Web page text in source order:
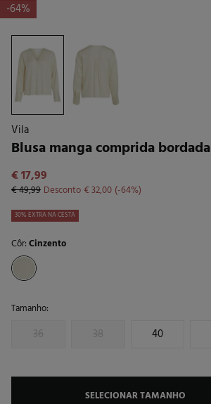
-64%
Vila
Blusa manga comprida bordada
€ 17,99
€ 49,99 Desconto€ 32,00 64
30% EXTRA NA CESTA
Côr:Cinzento
Tamanho:
36 38 40
SELECIONAR TAMANHO